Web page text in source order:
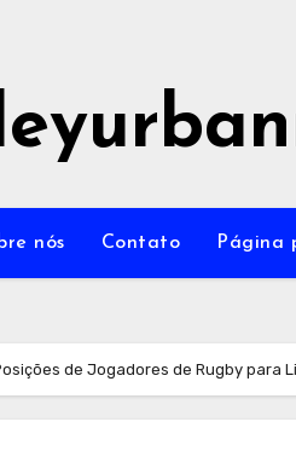
nós Contato Página
de Jogadores de Rugby para